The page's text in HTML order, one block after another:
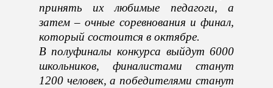
принять их любимые педагоги, а
затем – очные соревнования и финал,
который состоится в октябре.
В полуфиналы конкурса выйдут 6000
школьников, финалистами станут
1200 человек, а победителями станут